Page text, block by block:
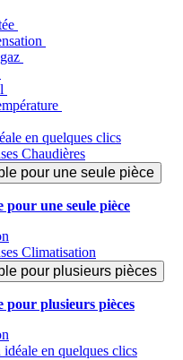
en quelques clics
Chaudières
pour une seule pièce
une seule pièce
Climatisation
pour plusieurs pièces
plusieurs pièces
en quelques clics